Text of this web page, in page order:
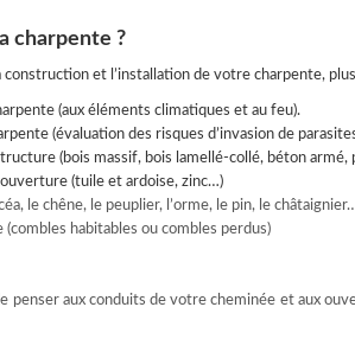
a charpente ?
construction et l’installation de votre charpente,
(aux éléments climatiques et au feu).
(évaluation des risques d’invasion de
(bois massif, bois lamellé-collé, béton
(tuile et ardoise, zinc…)
le chêne, le peuplier, l’orme, le pin, le
(combles habitables ou combles perdus)
penser aux conduits de votre cheminée et aux